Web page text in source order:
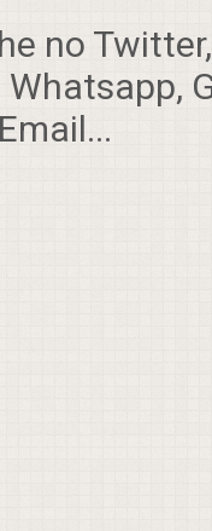
no Twitter,
Whatsapp,